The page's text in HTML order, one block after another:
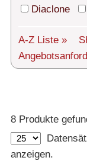
Versand
Über uns
Service
Login
English
Diaclone
A-Z Liste »
Proteine
– Alle Proteine
– Human
8 Produkte
anzeigen.